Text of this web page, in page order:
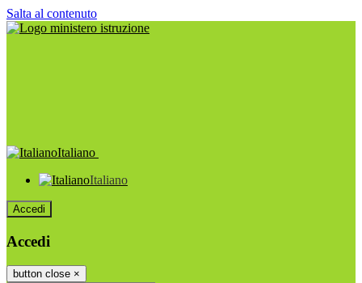
Salta al contenuto
Italiano
Italiano
Accedi
Accedi
button close ×